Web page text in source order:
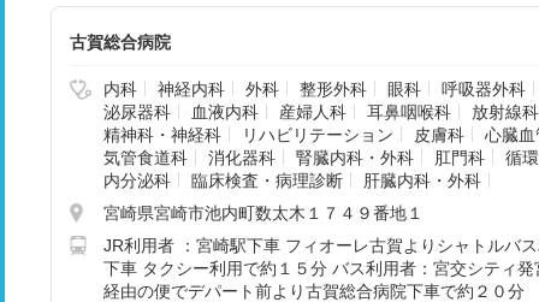
古賀総合病院
内科 神経内科 外科 整形外科 眼科
呼吸器外科
泌尿器科
血液内科 産婦人科 耳鼻咽喉科
放射線科
精神科・神経科
リハビリテーション 皮膚科
心臓
気管食道科
消化器科 腎臓内科・外科 肛門科
循
内分泌科
臨床検査・病理診断
肝臓内科・外科
宮崎県宮崎市池内町数太木１７４９番地１
JR利用者 ：宮崎駅下車 フィオーレ古賀よりシャトルバ
下車 タクシー利用で約１５分 バス利用者：宮交シティ
経由の便でデパート前より古賀総合病院下車で約２０分